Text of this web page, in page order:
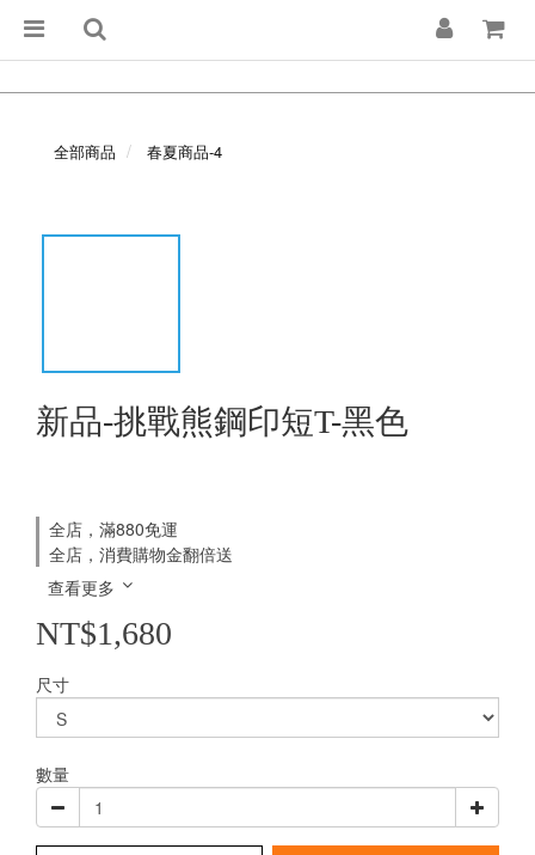
全部商品 春夏商品-4
新品-挑戰熊鋼印短T-黑色
全店，滿880免運
全店，消費購物金翻倍送
查看更多
NT$1,680
尺寸
數量